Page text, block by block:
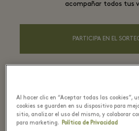
acompañar todos tus
PARTICIPA EN EL
Al hacer clic en “Aceptar todas las cookies”,
cookies se guarden en su dispositivo para
sitio, analizar el uso del mismo, y colaborar
para marketing. Política de Privacidad